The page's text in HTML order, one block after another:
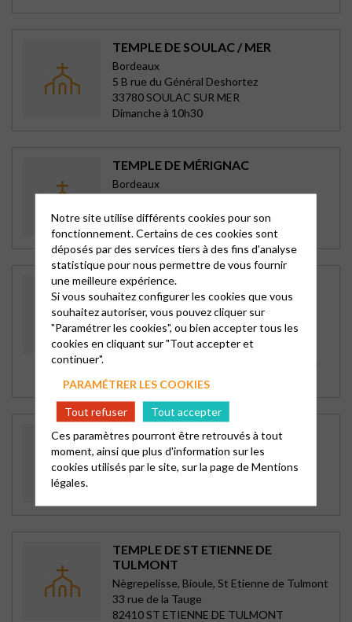
TEMPLE DE SOULAC / MER
Bordeaux
5 B rue du Général Deshortez
33780 SOULAC SUR MER
Dimanche à 10h30
TEMPLE DE MÉRIGNAC
Bordeaux
33700 MERIGNAC
Dimanche à 10h30
TEMPLE ET PRESBYTÈRE DE
LAGARDE
Montauban
Camp de la Place
82290 BARRY D ISLEMADE
et Moissac
TEMPLE DES CARMES
Montauban
2 grand rue Sapiac
TEMPLE DE ST ETIENNE DE
TULMONT
Nègrepelisse, Bioule, St Etienne de Tulmont
33 rue de la Tauge
82410 ST ETIENNE DE TULMONT
Notre site utilise différents cookies pour son
fonctionnement. Certains de ces cookies sont
déposés par des services tiers à des fins d'analyse
statistique pour nous permettre de vous fournir
une meilleure expérience.
Si vous souhaitez configurer les cookies que vous
souhaitez autoriser, vous pouvez cliquer sur
"Paramétrer les cookies", ou bien accepter tous les
cookies en cliquant sur "Tout accepter et
continuer".
PARAMÉTRER LES COOKIES
Tout refuser
Tout accepter
Ces paramètres pourront être retrouvés à tout
moment, ainsi que plus d'information sur les
cookies utilisés par le site, sur la page deMentions
légales.